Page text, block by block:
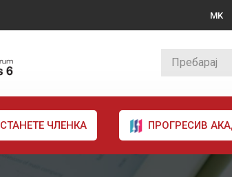
MK
СТАНЕТЕ ЧЛЕНКА ПРОГРЕСИВ